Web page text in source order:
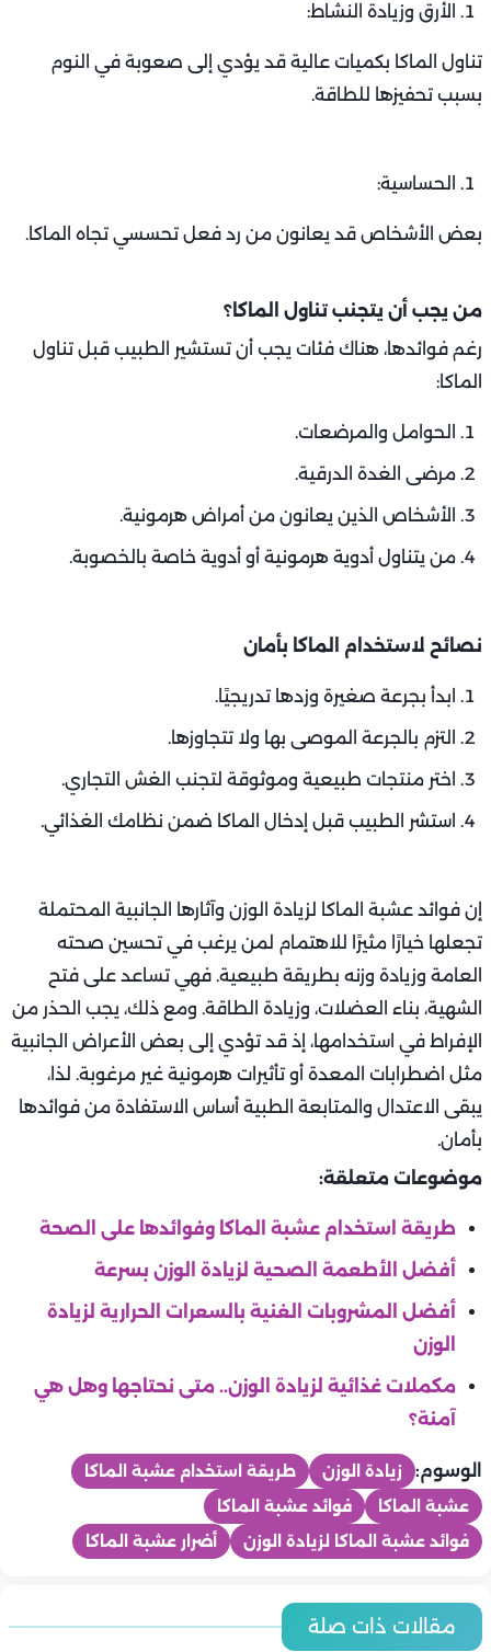
الأرق وزيادة النشاط:
تناول الماكا بكميات عالية قد يؤدي إلى صعوبة في النوم
بسبب تحفيزها للطاقة.
الحساسية:
بعض الأشخاص قد يعانون من رد فعل تحسسي تجاه الماكا.
من يجب أن يتجنب تناول الماكا؟
رغم فوائدها، هناك فئات يجب أن تستشير الطبيب قبل تناول
الماكا:
الحوامل والمرضعات.
مرضى الغدة الدرقية.
الأشخاص الذين يعانون من أمراض هرمونية.
من يتناول أدوية هرمونية أو أدوية خاصة بالخصوبة.
نصائح لاستخدام الماكا بأمان
ابدأ بجرعة صغيرة وزدها تدريجيًا.
التزم بالجرعة الموصى بها ولا تتجاوزها.
اختر منتجات طبيعية وموثوقة لتجنب الغش التجاري.
استشر الطبيب قبل إدخال الماكا ضمن نظامك الغذائي.
إن فوائد عشبة الماكا لزيادة الوزن وآثارها الجانبية المحتملة
تجعلها خيارًا مثيرًا للاهتمام لمن يرغب في تحسين صحته
العامة وزيادة وزنه بطريقة طبيعية. فهي تساعد على فتح
الشهية، بناء العضلات، وزيادة الطاقة. ومع ذلك، يجب الحذر من
الإفراط في استخدامها، إذ قد تؤدي إلى بعض الأعراض الجانبية
مثل اضطرابات المعدة أو تأثيرات هرمونية غير مرغوبة. لذا،
يبقى الاعتدال والمتابعة الطبية أساس الاستفادة من فوائدها
بأمان.
موضوعات متعلقة:
طريقة استخدام عشبة الماكا وفوائدها على الصحة
أفضل الأطعمة الصحية لزيادة الوزن بسرعة
أفضل المشروبات الغنية بالسعرات الحرارية لزيادة
الوزن
مكملات غذائية لزيادة الوزن.. متى نحتاجها وهل هي
آمنة؟
الوسوم: زيادة الوزن
طريقة استخدام عشبة الماكا
عشبة الماكا
فوائد عشبة الماكا
فوائد عشبة الماكا لزيادة الوزن
أضرار عشبة الماكا
مقالات ذات صلة
تمارين حرق دهون للمبتدئين.. دليل شامل لخسارة الوزن بطريقة آمنة
تخسيس ورجيم
تحدي 7 أيام لحرق الدهون.. خطة سريعة لاستعادة النشاط وخسارةتخسيس ورجيم
تخسيس ورجيم